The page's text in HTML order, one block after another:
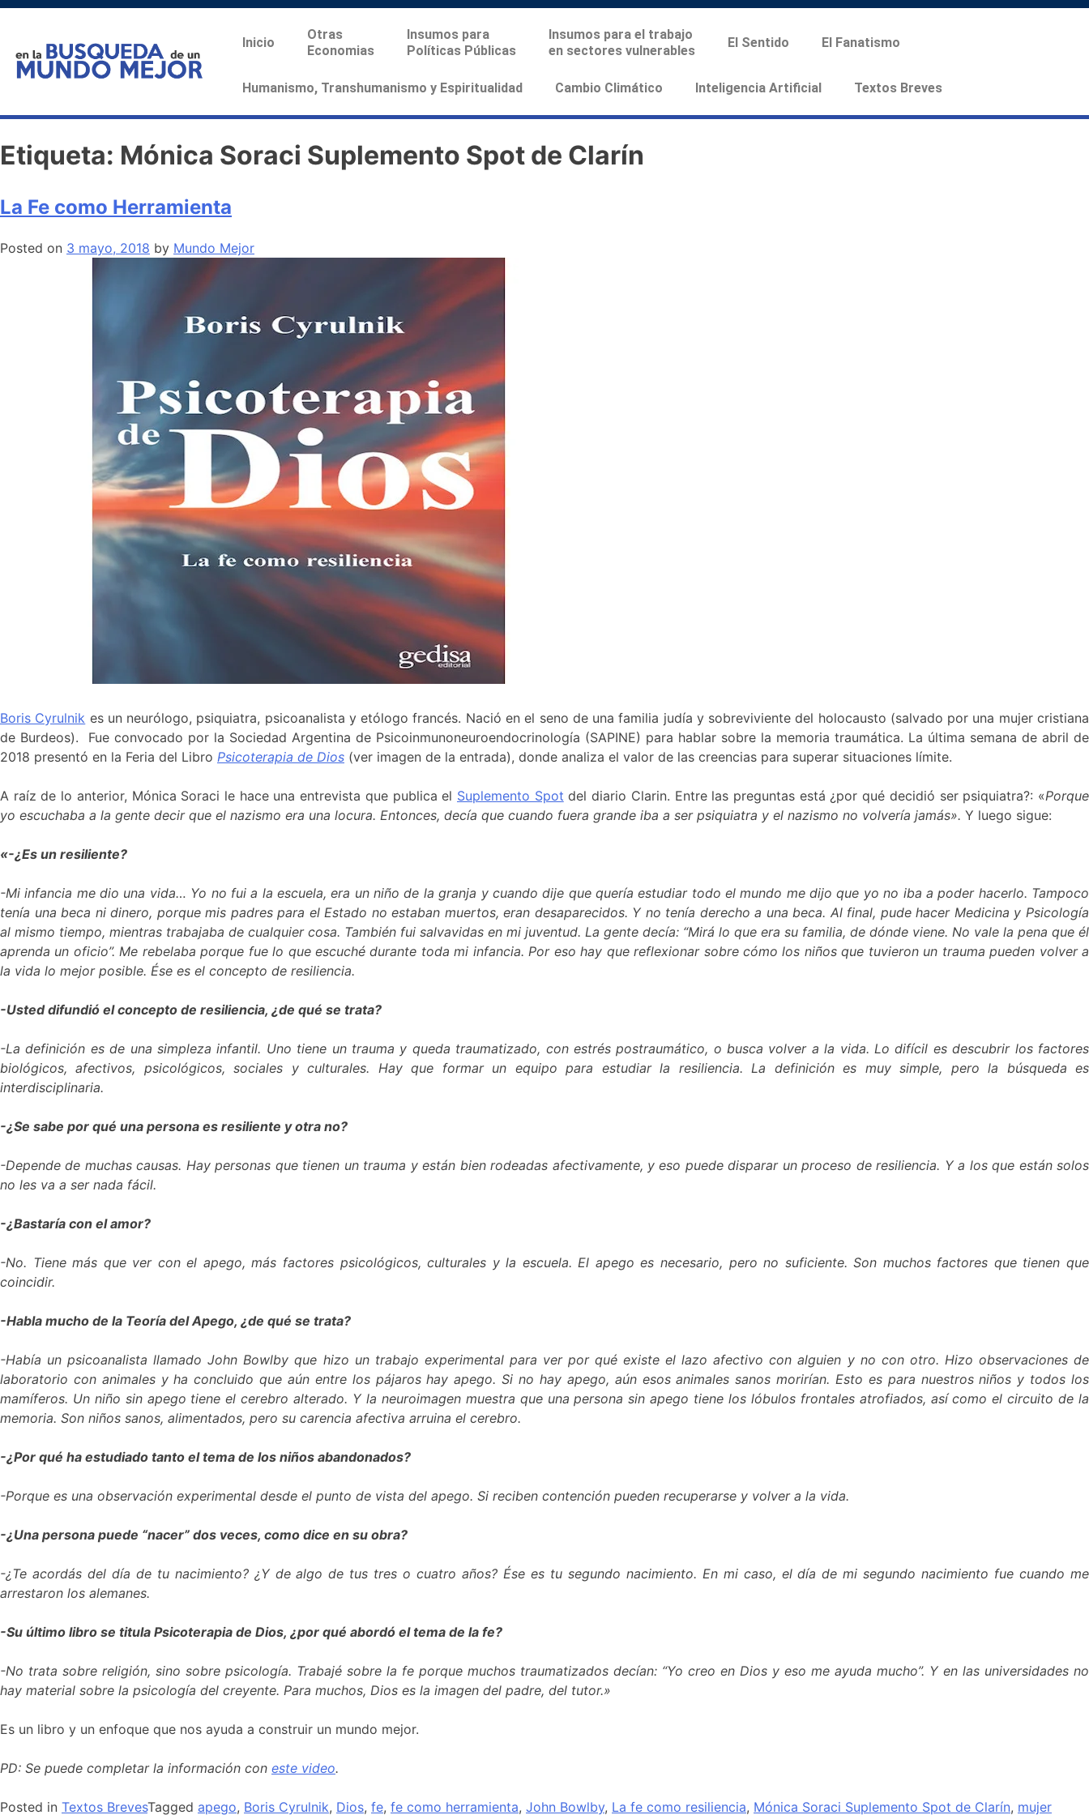
Inicio
Otras
Economias
Insumos para
Políticas Públicas
Insumos para el trabajo
en sectores vulnerables
El Sentido El Fanatismo
Humanismo, Transhumanismo y Espiritualidad Cambio Climático Inteligencia Artificial Textos Breves
Etiqueta: Mónica Soraci Suplemento Spot de Clarín
La Fe como Herramienta
Posted on 3 mayo, 2018 by Mundo Mejor
Boris Cyrulnik es un neurólogo, psiquiatra, psicoanalista y etólogo francés. Nació en el seno de una familia judía y sobreviviente del holocausto (salvado por una mujer cristiana
de Burdeos). Fue convocado por la Sociedad Argentina de Psicoinmunoneuroendocrinología (SAPINE) para hablar sobre la memoria traumática. La última semana de abril de
2018 presentó en la Feria del Libro Psicoterapia de Dios (ver imagen de la entrada), donde analiza el valor de las creencias para superar situaciones límite.
A raíz de lo anterior, Mónica Soraci le hace una entrevista que publica el Suplemento Spot del diario Clarin. Entre las preguntas está ¿por qué decidió ser psiquiatra?: «Porque
yo escuchaba a la gente decir que el nazismo era una locura. Entonces, decía que cuando fuera grande iba a ser psiquiatra y el nazismo no volvería jamás». Y luego sigue:
«-¿Es un resiliente?
-Mi infancia me dio una vida… Yo no fui a la escuela, era un niño de la granja y cuando dije que quería estudiar todo el mundo me dijo que yo no iba a poder hacerlo. Tampoco
tenía una beca ni dinero, porque mis padres para el Estado no estaban muertos, eran desaparecidos. Y no tenía derecho a una beca. Al final, pude hacer Medicina y Psicología
al mismo tiempo, mientras trabajaba de cualquier cosa. También fui salvavidas en mi juventud. La gente decía: “Mirá lo que era su familia, de dónde viene. No vale la pena que él
aprenda un oficio”. Me rebelaba porque fue lo que escuché durante toda mi infancia. Por eso hay que reflexionar sobre cómo los niños que tuvieron un trauma pueden volver a
la vida lo mejor posible. Ése es el concepto de resiliencia.
-Usted difundió el concepto de resiliencia, ¿de qué se trata?
-La definición es de una simpleza infantil. Uno tiene un trauma y queda traumatizado, con estrés postraumático, o busca volver a la vida. Lo difícil es descubrir los factores
biológicos, afectivos, psicológicos, sociales y culturales. Hay que formar un equipo para estudiar la resiliencia. La definición es muy simple, pero la búsqueda es
interdisciplinaria.
-¿Se sabe por qué una persona es resiliente y otra no?
-Depende de muchas causas. Hay personas que tienen un trauma y están bien rodeadas afectivamente, y eso puede disparar un proceso de resiliencia. Y a los que están solos
no les va a ser nada fácil.
-¿Bastaría con el amor?
-No. Tiene más que ver con el apego, más factores psicológicos, culturales y la escuela. El apego es necesario, pero no suficiente. Son muchos factores que tienen que
coincidir.
-Habla mucho de la Teoría del Apego, ¿de qué se trata?
-Había un psicoanalista llamado John Bowlby que hizo un trabajo experimental para ver por qué existe el lazo afectivo con alguien y no con otro. Hizo observaciones de
laboratorio con animales y ha concluido que aún entre los pájaros hay apego. Si no hay apego, aún esos animales sanos morirían. Esto es para nuestros niños y todos los
mamíferos. Un niño sin apego tiene el cerebro alterado. Y la neuroimagen muestra que una persona sin apego tiene los lóbulos frontales atrofiados, así como el circuito de la
memoria. Son niños sanos, alimentados, pero su carencia afectiva arruina el cerebro.
-¿Por qué ha estudiado tanto el tema de los niños abandonados?
-Porque es una observación experimental desde el punto de vista del apego. Si reciben contención pueden recuperarse y volver a la vida.
-¿Una persona puede “nacer” dos veces, como dice en su obra?
-¿Te acordás del día de tu nacimiento? ¿Y de algo de tus tres o cuatro años? Ése es tu segundo nacimiento. En mi caso, el día de mi segundo nacimiento fue cuando me
arrestaron los alemanes.
-Su último libro se titula Psicoterapia de Dios, ¿por qué abordó el tema de la fe?
-No trata sobre religión, sino sobre psicología. Trabajé sobre la fe porque muchos traumatizados decían: “Yo creo en Dios y eso me ayuda mucho”. Y en las universidades no
hay material sobre la psicología del creyente. Para muchos, Dios es la imagen del padre, del tutor.»
Es un libro y un enfoque que nos ayuda a construir un mundo mejor.
PD: Se puede completar la información con este video.
Posted in Textos BrevesTagged apego, Boris Cyrulnik, Dios, fe, fe como herramienta, John Bowlby, La fe como resiliencia, Mónica Soraci Suplemento Spot de Clarín, mujer